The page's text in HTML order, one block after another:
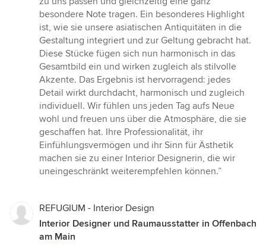
besondere Note tragen. Ein besonderes Highlight
ist, wie sie unsere asiatischen Antiquitäten in die
Gestaltung integriert und zur Geltung gebracht hat.
Diese Stücke fügen sich nun harmonisch in das
Gesamtbild ein und wirken zugleich als stilvolle
Akzente. Das Ergebnis ist hervorragend: jedes
Detail wirkt durchdacht, harmonisch und zugleich
individuell. Wir fühlen uns jeden Tag aufs Neue
wohl und freuen uns über die Atmosphäre, die sie
geschaffen hat. Ihre Professionalität, ihr
Einfühlungsvermögen und ihr Sinn für Ästhetik
machen sie zu einer Interior Designerin, die wir
uneingeschränkt weiterempfehlen können.”
REFUGIUM - Interior Design
Interior Designer und Raumausstatter in Offenbach
am Main